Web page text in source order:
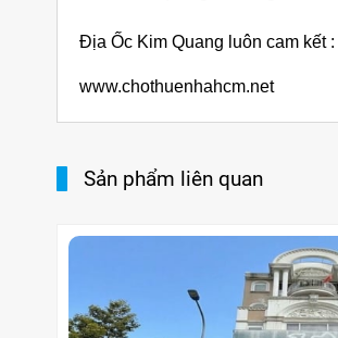
Địa Ốc Kim Quang luôn cam kết :
www.chothuenhahcm.net
Sản phẩm liên quan